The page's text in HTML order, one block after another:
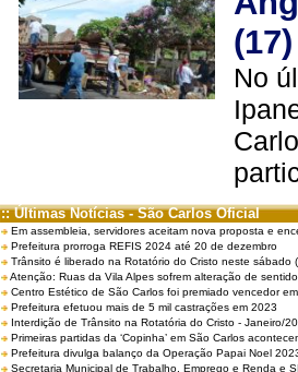
(17)
No
:: Últimas Notícias - São Carlos Oficial
Em assembleia, servidores aceitam nova proposta e
Prefeitura prorroga REFIS 2024 até 20 de dezembro
Trânsito é liberado na Rotatório do Cristo neste sábado
Atenção: Ruas da Vila Alpes sofrem alteração de
Centro Estético de São Carlos foi premiado vencedor
Prefeitura efetuou mais de 5 mil castrações em 2023
Interdição de Trânsito na Rotatória do Cristo - Janeiro/
Primeiras partidas da ‘Copinha’ em São Carlos
Prefeitura divulga balanço da Operação Papai Noel
Secretaria Municipal de Trabalho, Emprego e Renda e